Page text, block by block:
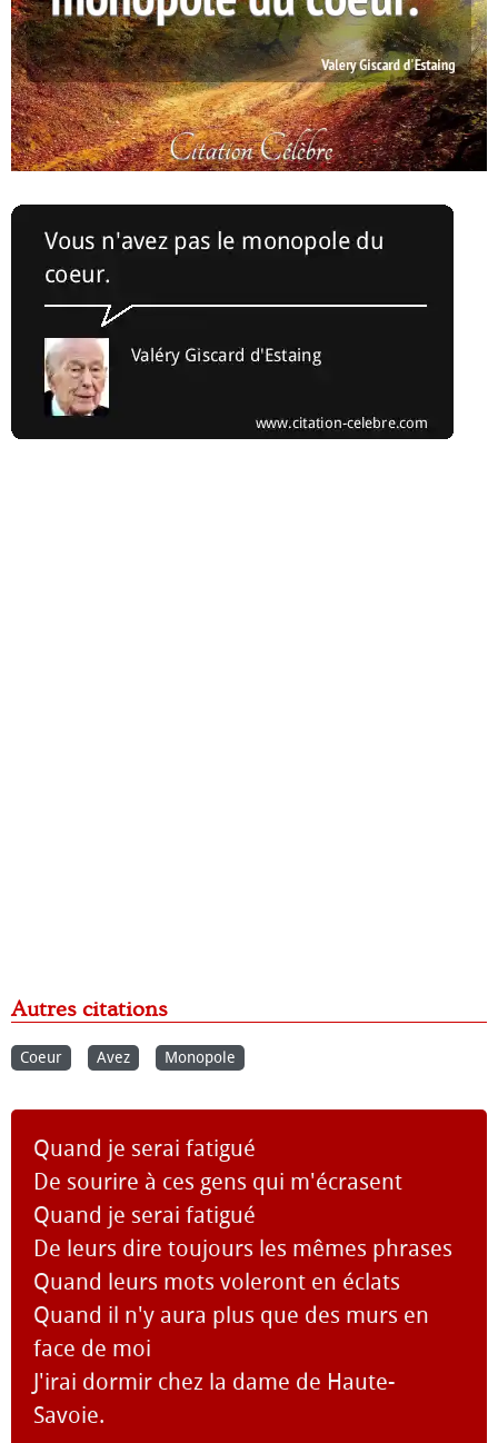
Autres citations
Coeur Avez Monopole
Quand je serai fatigué
De sourire à ces gens qui m'écrasent
Quand je serai fatigué
De leurs dire toujours les mêmes phrases
Quand leurs mots voleront en éclats
Quand il n'y aura plus que des murs en
face de moi
J'irai dormir chez la dame de Haute-
Savoie.